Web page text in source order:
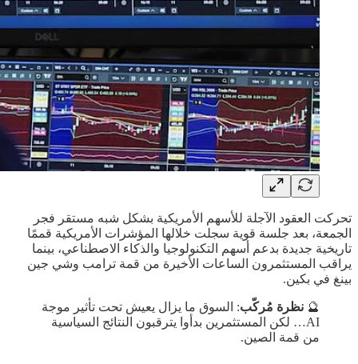
تحركت العقود الآجلة للأسهم الأمريكية بشكل شبه مستقر فجر
الجمعة، بعد جلسة قوية سجلت خلالها المؤشرات الأمريكية قممًا
تاريخية جديدة بدعم أسهم التكنولوجيا والذكاء الاصطناعي، بينما
يراقب المستثمرون الساعات الأخيرة من قمة ترامب وشي جين
بينغ في بكين.
🔮 نظرة مُركّب: السوق ما يزال يعيش تحت تأثير موجة
AI… لكن المستثمرين بدأوا يترقبون النتائج السياسية
من قمة الصين.